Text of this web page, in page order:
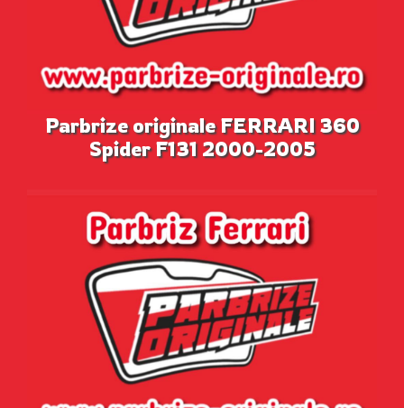
Parbrize originale FERRARI 360
Spider F131 2000-2005